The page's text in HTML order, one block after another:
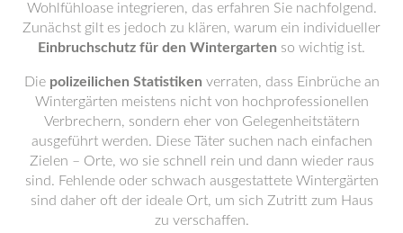
Wohlfühloase integrieren, das erfahren Sie nachfolgend.
Zunächst gilt es jedoch zu klären, warum ein individueller
Einbruchschutz für den Wintergarten so wichtig ist.
Die polizeilichen Statistiken verraten, dass Einbrüche an
Wintergärten meistens nicht von hochprofessionellen
Verbrechern, sondern eher von Gelegenheitstätern
ausgeführt werden. Diese Täter suchen nach einfachen
Zielen – Orte, wo sie schnell rein und dann wieder raus
sind. Fehlende oder schwach ausgestattete Wintergärten
sind daher oft der ideale Ort, um sich Zutritt zum Haus
zu verschaffen.